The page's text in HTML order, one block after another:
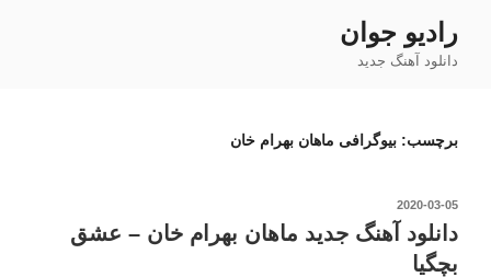
محتوا
رادیو جوان
دانلود آهنگ جدید
برچسب: بیوگرافی ماهان بهرام خان
نوشته‌شده
2020-03-05
دانلود آهنگ جدید ماهان بهرام خان – عشق
بچگیا